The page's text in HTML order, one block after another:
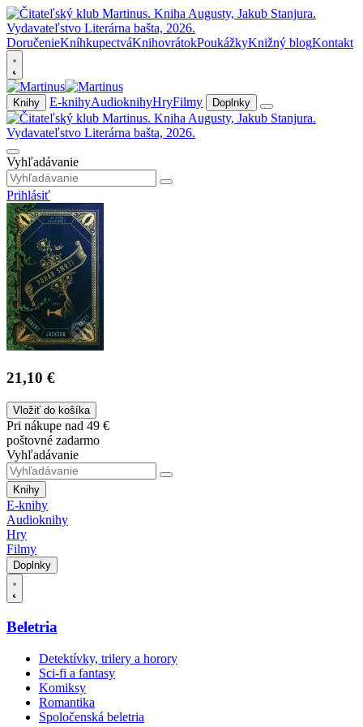
DoručenieKníhkupectváKnihovrátokPoukážkyKnižný blogKontakt
Knihy E-knihyAudioknihyHryFilmy Doplnky
Vyhľadávanie
Prihlásiť
21,10 €
Vložiť do košíka
Pri nákupe nad 49 €
poštovné zadarmo
Vyhľadávanie
Knihy
E-knihy
Audioknihy
Hry
Filmy
Doplnky
Beletria
Detektívky, trilery a horory
Sci-fi a fantasy
Komiksy
Romantika
Spoločenská beletria